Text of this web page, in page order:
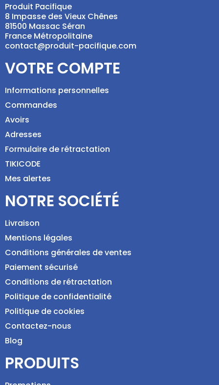
Produit Pacifique
8 Impasse des Vieux Chênes
81500 Massac Séran
France Métropolitaine
contact@produit-pacifique.com
VOTRE COMPTE
Informations personnelles
Commandes
Avoirs
Adresses
Formulaire de rétractation
TIKICODE
Mes alertes
NOTRE SOCIÉTÉ
Livraison
Mentions légales
Conditions générales de ventes
Paiement sécurisé
Conditions de rétractation
Politique de confidentialité
Politique de cookies
Contactez-nous
Blog
PRODUITS